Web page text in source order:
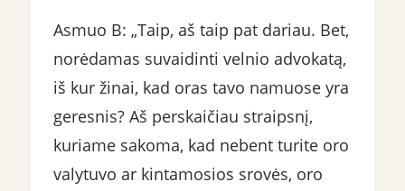
Asmuo B: „Taip, aš taip pat dariau. Bet,
norėdamas suvaidinti velnio advokatą,
iš kur žinai, kad oras tavo namuose yra
geresnis? Aš perskaičiau straipsnį,
kuriame sakoma, kad nebent turite oro
valytuvo ar kintamosios srovės, oro